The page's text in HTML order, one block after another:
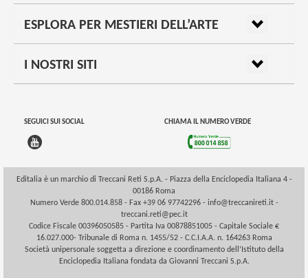
ESPLORA PER MESTIERI DELL’ARTE
I NOSTRI SITI
SEGUICI SUI SOCIAL CHIAMA IL NUMERO VERDE
Editalia è un marchio di Treccani Reti S.p.A. - Piazza della Enciclopedia Italiana 4 -
00186 Roma
Numero Verde 800.014.858 - Fax +39 06 97742296 - info@treccanireti.it-
treccani.reti@pec.it
Codice Fiscale 00396050585 - Partita Iva 00878851005 - Capitale Sociale €
16.027.000- Tribunale di Roma n. 1455/52 - C.C.I.A.A. n. 164263 Roma
Società unipersonale soggetta a direzione e coordinamento dell’Istituto della
Enciclopedia Italiana fondata da Giovanni Treccani S.p.A.